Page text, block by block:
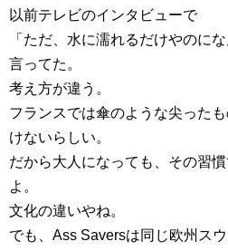
以前テレビのインタビューで
「ただ、水に濡れるだけやのに
言ってた。
考え方が違う。
フランスでは傘のような尖った
けないらしい。
だから大人になっても、その習
よ。
文化の違いやね。
でも、Ass Saversは同じ欧州ス